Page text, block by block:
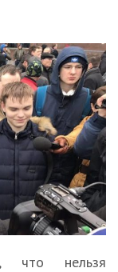
что нельзя